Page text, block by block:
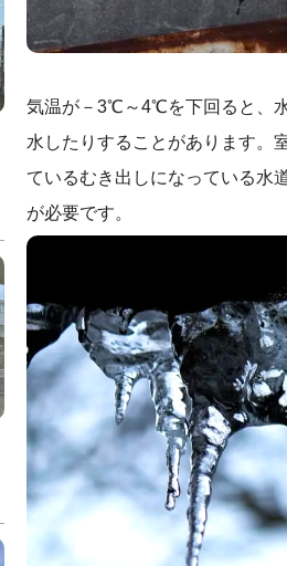
気温が－3℃～4℃を下回ると、
水したりすることがあります。
ているむき出しになっている水
が必要です。